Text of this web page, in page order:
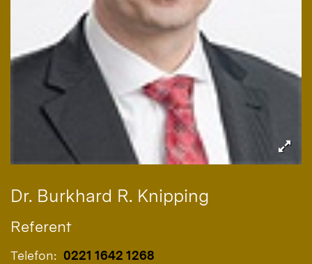
Dr. Burkhard R. Knipping
Referent
Telefon: 0221 1642 1268